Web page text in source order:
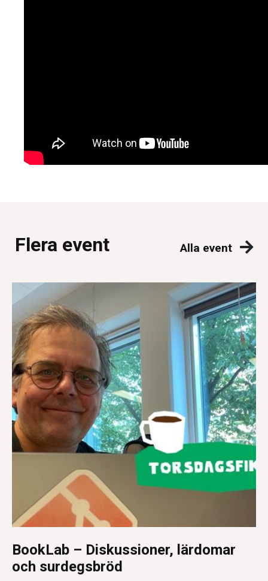
Flera event Alla event
BookLab – Diskussioner, lärdomar
och surdegsbröd